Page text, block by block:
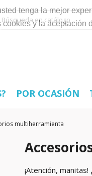
tenga la mejor
cookies y la aceptación
POR OCASIÓN
multiherramienta
¡Atención,